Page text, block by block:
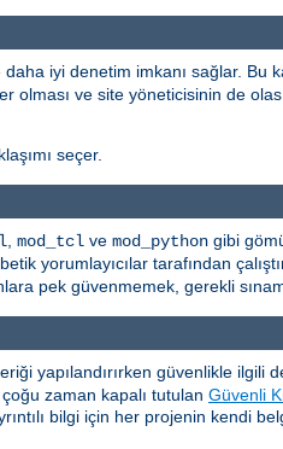
iyi denetim imkanı sağlar. Bu
olması ve site yöneticisinin de
seçer.
, mod_tcl ve mod_python gibi
yorumlayıcılar tarafından
pek güvenmemek, gerekli
yapılandırırken güvenlikle ilgili
zaman kapalı tutulan Güvenli
bilgi için her projenin kendi